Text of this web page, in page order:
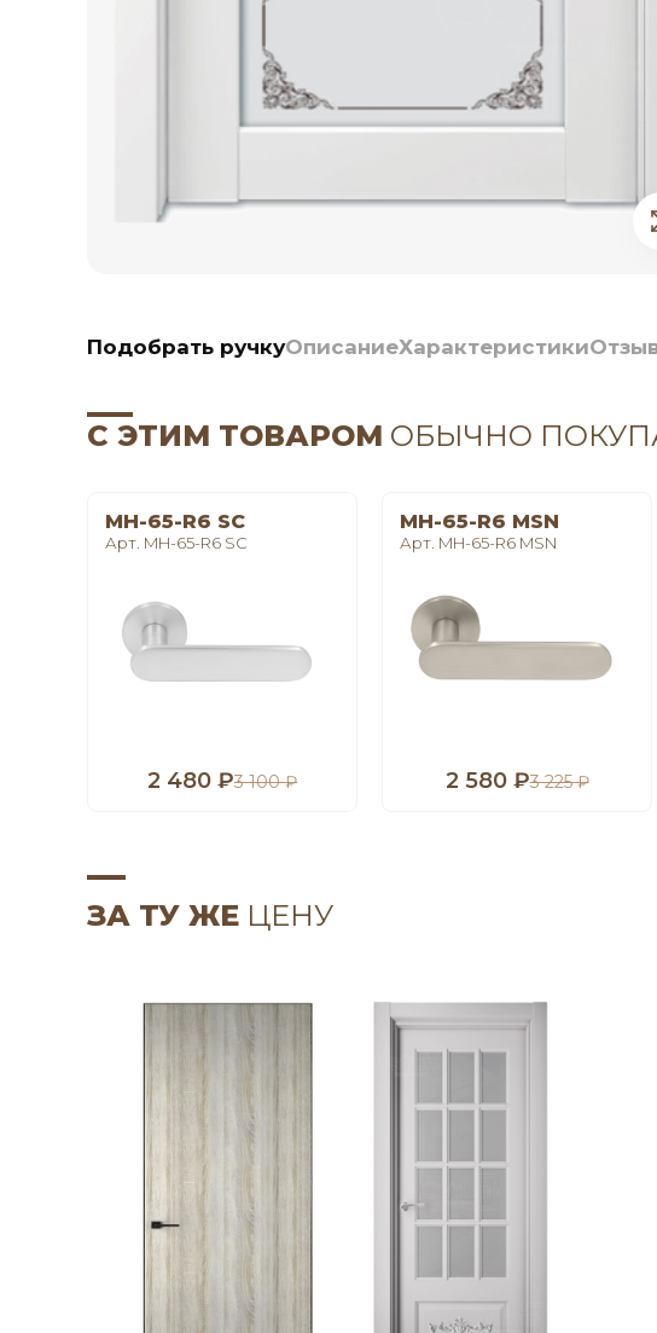
Подобрать ручкуОписаниеХарактеристики
С ЭТИМ ТОВАРОМ ОБЫЧНО
MH-65-R6 SC
Арт. MH-65-R6 SC
2 480 ₽3 100 ₽
MH-65-R6 MSN
Арт. MH-65-R6 MSN
2 580 ₽3 225 ₽
ЗА ТУ ЖЕ ЦЕНУ